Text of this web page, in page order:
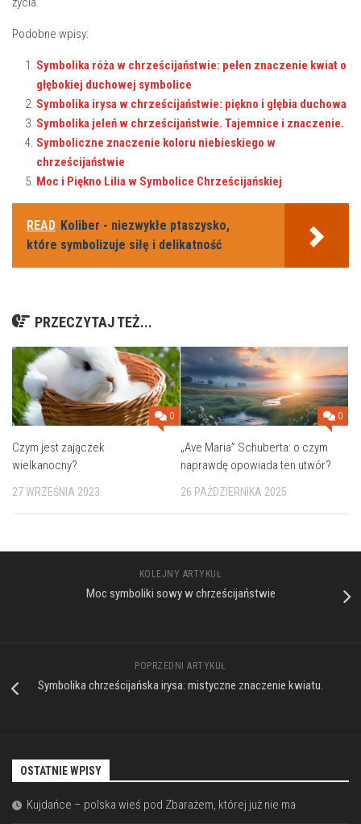
Podobne wpisy:
Symbolika róża w chrześcijaństwie: pełen znaczenie kwiat o
głębokiej duchowej symbolice
Symbolika irysa w chrześcijaństwie: piękno i głębia duchowa
Symbolika jeleń w chrześcijaństwie. Tajemnice i znaczenie.
Symboliczne znaczenie koloru niebieskiego w
chrześcijaństwie
Moc i Piękno Lilia w Symbolice Chrześcijańskiej
READ Koliber - niezwykłe ptaszysko,
które symbolizuje siłę i delikatność
PRZECZYTAJ TEŻ...
0
Czym jest zajączek
wielkanocny?
27 WRZEŚNIA 2023
0
„Ave Maria” Schuberta: o czym
naprawdę opowiada ten utwór?
26 PAŹDZIERNIKA 2025
KOLEJNY ARTYKUŁ
Moc symboliki sowy w chrześcijaństwie
POPRZEDNI ARTYKUŁ
Symbolika chrześcijańska irysa: mistyczne znaczenie kwiatu.
OSTATNIE WPISY
Kujdańce – polska wieś pod Zbarażem, której już nie ma